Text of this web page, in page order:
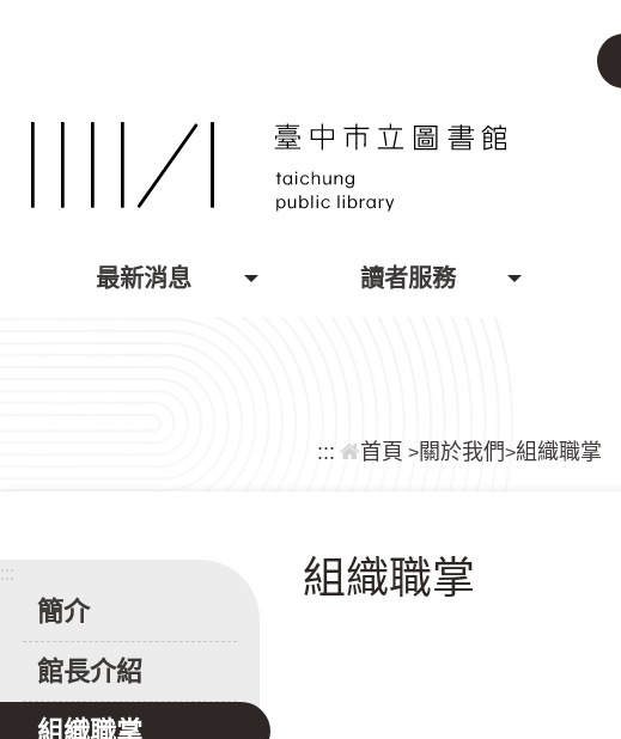
最新消息 讀者服務
::: 首頁 >關於我們>組織職掌
:::
簡介
館長介紹
組織職掌
組織職掌